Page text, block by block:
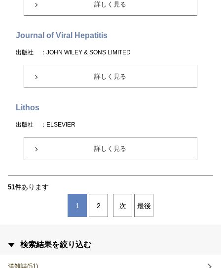
詳しく見る
Journal of Viral Hepatitis
出版社 ：JOHN WILEY & SONS LIMITED
詳しく見る
Lithos
出版社 ：ELSEVIER
詳しく見る
51件あります
1 2 次 最後
検索結果を絞り込む
洋雑誌(51)